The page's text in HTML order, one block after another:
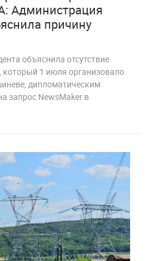
Администрация
причину
объяснила отсутствие
1 июля организовало
дипломатическим
запрос NewsMaker в